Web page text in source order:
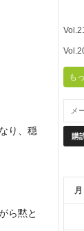
り、穏
ら黙と
も
月